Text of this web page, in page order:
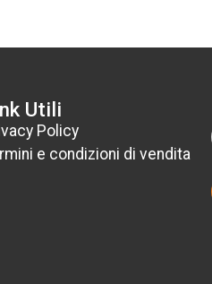
Utili
Policy
e condizioni di vendita